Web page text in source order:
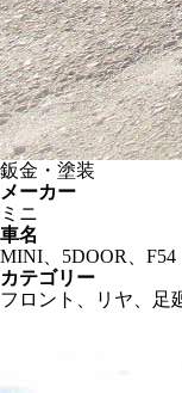
鈑金・塗装
メーカー
ミニ
車名
MINI、5DOOR、F54
カテゴリー
フロント、リヤ、足